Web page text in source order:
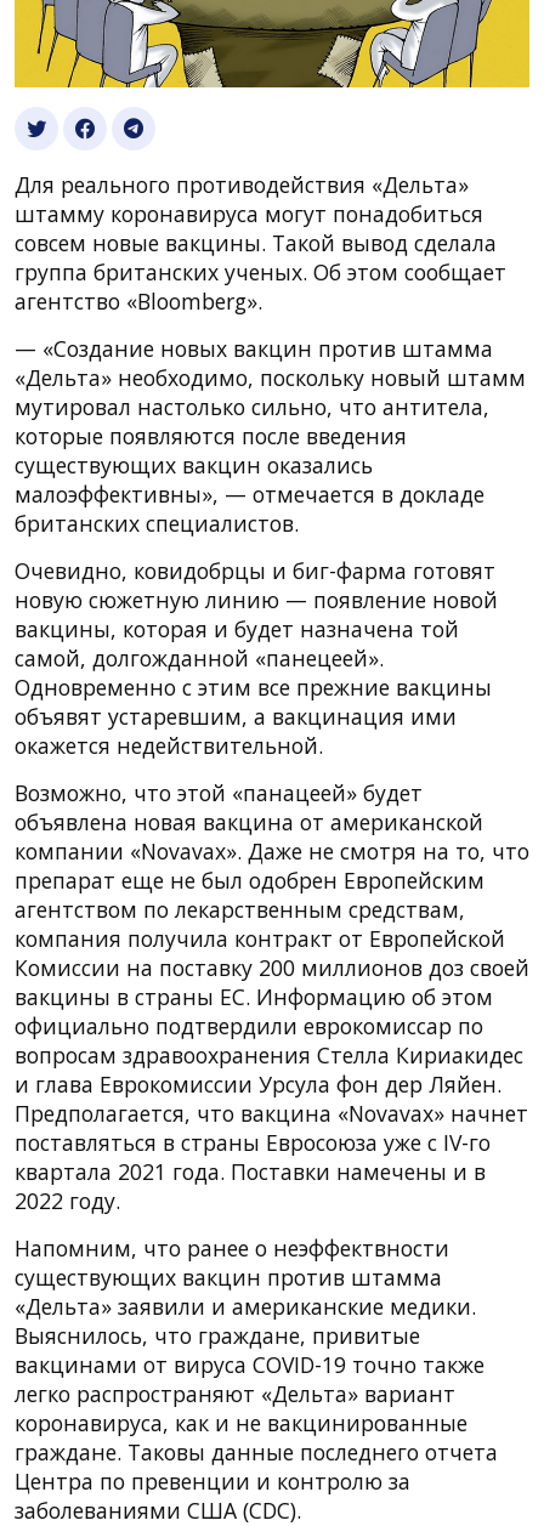
Для реального противодействия «Дельта»
штамму коронавируса могут понадобиться
совсем новые вакцины. Такой вывод сделала
группа британских ученых. Об этом сообщает
агентство «Bloomberg».
— «Создание новых вакцин против штамма
«Дельта» необходимо, поскольку новый штамм
мутировал настолько сильно, что антитела,
которые появляются после введения
существующих вакцин оказались
малоэффективны», — отмечается в докладе
британских специалистов.
Очевидно, ковидобрцы и биг-фарма готовят
новую сюжетную линию — появление новой
вакцины, которая и будет назначена той
самой, долгожданной «панецеей».
Одновременно с этим все прежние вакцины
объявят устаревшим, а вакцинация ими
окажется недействительной.
Возможно, что этой «панацеей» будет
объявлена новая вакцина от американской
компании «Novavax». Даже не смотря на то, что
препарат еще не был одобрен Европейским
агентством по лекарственным средствам,
компания получила контракт от Европейской
Комиссии на поставку 200 миллионов доз своей
вакцины в страны ЕС. Информацию об этом
официально подтвердили еврокомиссар по
вопросам здравоохранения Стелла Кириакидес
и глава Еврокомиссии Урсула фон дер Ляйен.
Предполагается, что вакцина «Novavax» начнет
поставляться в страны Евросоюза уже с IV-го
квартала 2021 года. Поставки намечены и в
2022 году.
Напомним, что ранее о неэффектвности
существующих вакцин против штамма
«Дельта» заявили и американские медики.
Выяснилось, что граждане, привитые
вакцинами от вируса COVID-19 точно также
легко распространяют «Дельта» вариант
коронавируса, как и не вакцинированные
граждане. Таковы данные последнего отчета
Центра по превенции и контролю за
заболеваниями США (CDC).